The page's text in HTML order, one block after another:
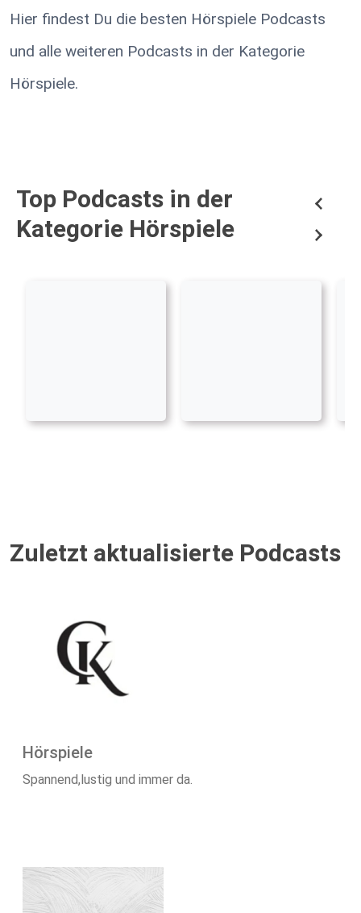
Hier findest Du die besten Hörspiele Podcasts
und alle weiteren Podcasts in der Kategorie
Hörspiele.
Top Podcasts in der
Kategorie Hörspiele
Zuletzt aktualisierte Podcasts
Hörspiele
Spannend,lustig und immer da.